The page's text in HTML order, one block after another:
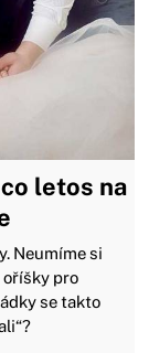
letos na
Neumíme si
oříšky pro
se takto